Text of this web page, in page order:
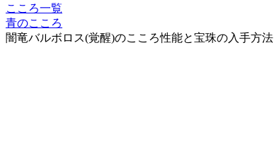
こころ一覧
青のこころ
闇竜バルボロス(覚醒)のこころ性能と宝珠の入手方法